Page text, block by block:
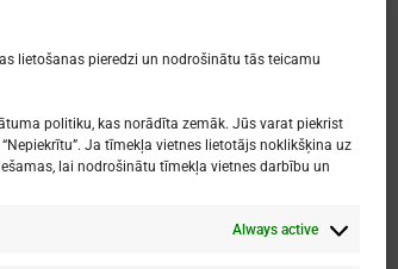
lietošanas pieredzi un nodrošinātu tās teicamu
politiku, kas norādīta zemāk. Jūs varat piekrist
Ja tīmekļa vietnes lietotājs noklikšķina uz
lai nodrošinātu tīmekļa vietnes darbību un
Always active